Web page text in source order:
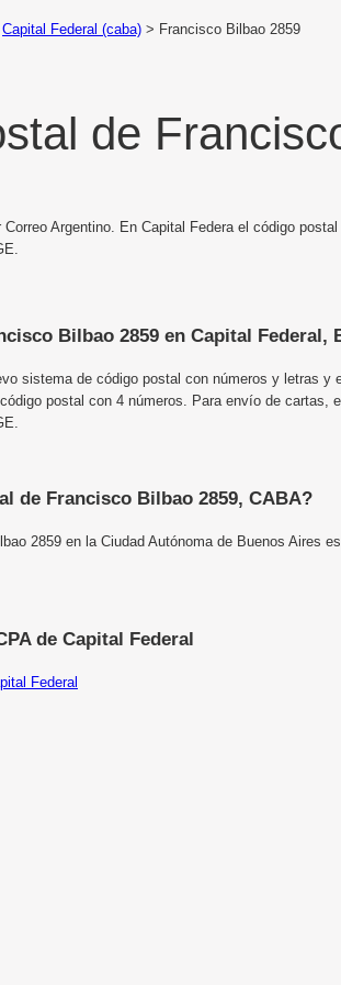
Capital Federal (caba) > Francisco Bilbao 2859
de
Argentino. En Capital Federa el código
Bilbao 2859 en Capital Federal,
sistema de código postal con números y letras
postal con 4 números. Para envío de cartas,
de Francisco Bilbao 2859, CABA?
2859 en la Ciudad Autónoma de Buenos Aires
de Capital Federal
Federal